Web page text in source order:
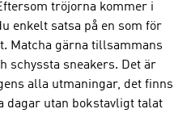
tröjorna kommer i
enkelt satsa på en som för
Matcha gärna tillsammans
schyssta sneakers. Det är
alla utmaningar, det finns
dagar utan bokstavligt talat